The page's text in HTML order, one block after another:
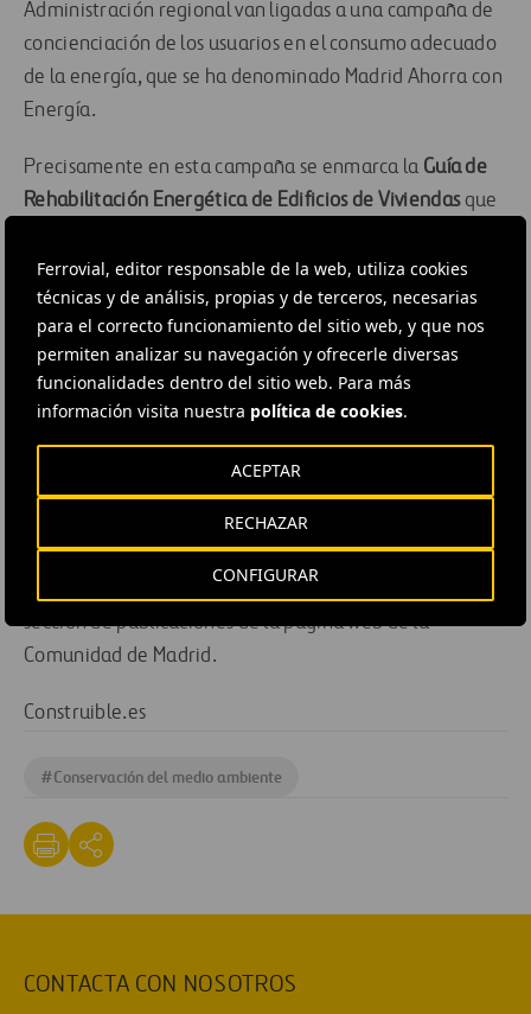
Ferrovial, editor responsable de la web, utiliza cookies
técnicas y de análisis, propias y de terceros, necesarias
para el correcto funcionamiento del sitio web, y que nos
permiten analizar su navegación y ofrecerle diversas
funcionalidades dentro del sitio web. Para más
información visita nuestra política de cookies.
CONFIGURAR
RECHAZAR
ACEPTAR
Administración regional van ligadas a una campaña de
concienciación de los usuarios en el consumo adecuado
de la energía, que se ha denominado Madrid Ahorra con
Energía.
Precisamente en esta campaña se enmarca la Guía de
Rehabilitación Energética de Edificios de Viviendasque
rehabilitación eficiente; informar sobre las soluciones
técnicas disponibles (ascensores de última generación,
instalaciones de iluminación; impermeabilización de
cubiertas, tecnologías de calefacción de alta eficiencia
energética) y presentar las líneas de ayudas económicas
práctica dichas medidas.
La publicación, en la que ha colaborado la
Nacional de Industriales de Materiales Aislantes
sección de publicaciones de la página web de la
Comunidad de Madrid.
Construible.es
#Conservación del medio ambiente
CONTACTA CON NOSOTROS